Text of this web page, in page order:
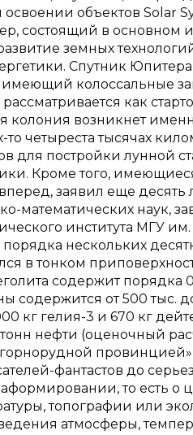
объектов Solar
состоящий в основном
земных
Спутник
колоссальные
как
колония возникнет
четыреста тысячах
для постройки
Кроме того,
заявил еще
математических наук,
института МГУ
нескольких
в тонком
содержит порядка
содержится от 500 тыс.
кг гелия-3 и 670 кг
нефти (оценочный
фантастов до
то есть
топографии или
атмосферы,